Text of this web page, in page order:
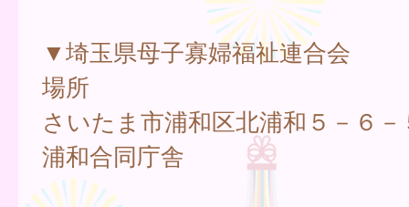
▼埼玉県母子寡婦福祉連合会
場所
さいたま市浦和区北浦和５－６
浦和合同庁舎